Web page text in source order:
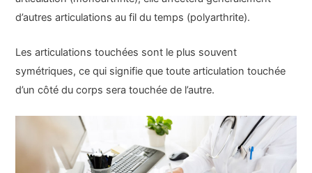
d’autres articulations au fil du temps (polyarthrite).
Les articulations touchées sont le plus souvent
symétriques, ce qui signifie que toute articulation touchée
d’un côté du corps sera touchée de l’autre.